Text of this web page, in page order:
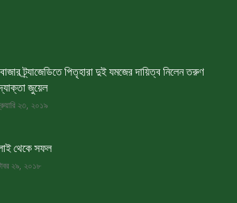
ট্র্যাজেডিতে পিতৃহারা দুই যমজের দায়িত্ব নিলেন তরুণ
জুয়েল
২৩, ২০১৯
থেকে সফল
২৯, ২০১৮